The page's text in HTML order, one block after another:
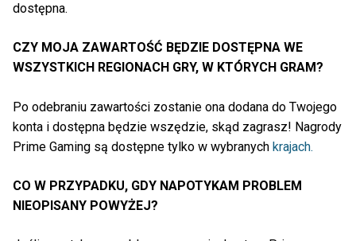
dostępna.
CZY MOJA ZAWARTOŚĆ BĘDZIE DOSTĘPNA WE
WSZYSTKICH REGIONACH GRY, W KTÓRYCH GRAM?
Po odebraniu zawartości zostanie ona dodana do Twojego
konta i dostępna będzie wszędzie, skąd zagrasz! Nagrody
Prime Gaming są dostępne tylko w wybranych krajach.
CO W PRZYPADKU, GDY NAPOTYKAM PROBLEM
NIEOPISANY POWYŻEJ?